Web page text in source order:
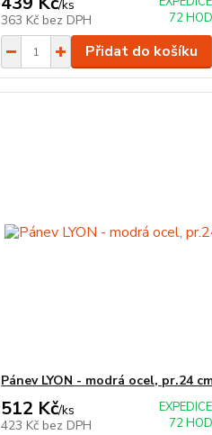
/ks
363 Kč bez DPH
72
Přidat do košíku
Pánev LYON - modrá ocel, pr.24
512 Kč/ks
423 Kč bez DPH
72